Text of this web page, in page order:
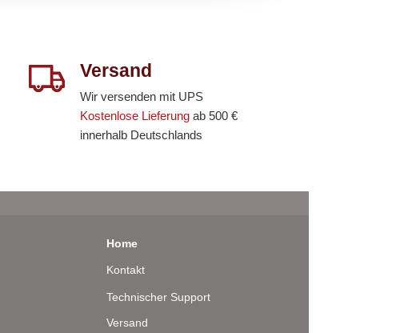
Versand
Wir versenden mit UPS
Kostenlose Lieferung ab 500 €
innerhalb Deutschlands
Home
Kontakt
Technischer Support
Versand